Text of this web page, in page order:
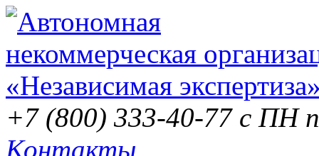
+7 (800) 333-40-77 с ПН
Контакты